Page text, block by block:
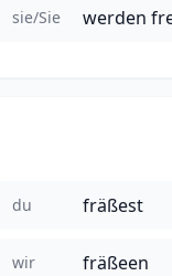
sie/Sie werden
du fräßest
wir fräßeen